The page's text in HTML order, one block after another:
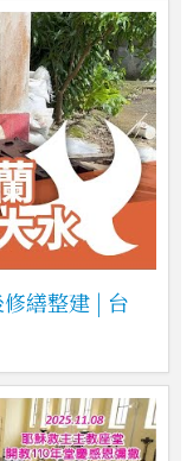
繕整建 | 台